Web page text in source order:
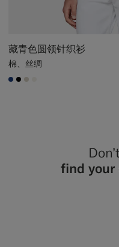
藏青色圆领针织衫
棉、丝绸
#1C3D7A
#000000
#D7D1C3
find